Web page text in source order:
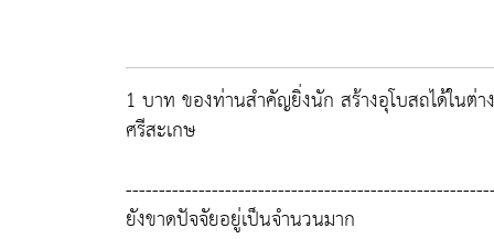
1 บาท ของท่านสำคัญยิ่งนัก สร้างอุโบสถได้ใน
ศรีสะเกษ
ยังขาดปัจจัยอยู่เป็นจำนวนมาก